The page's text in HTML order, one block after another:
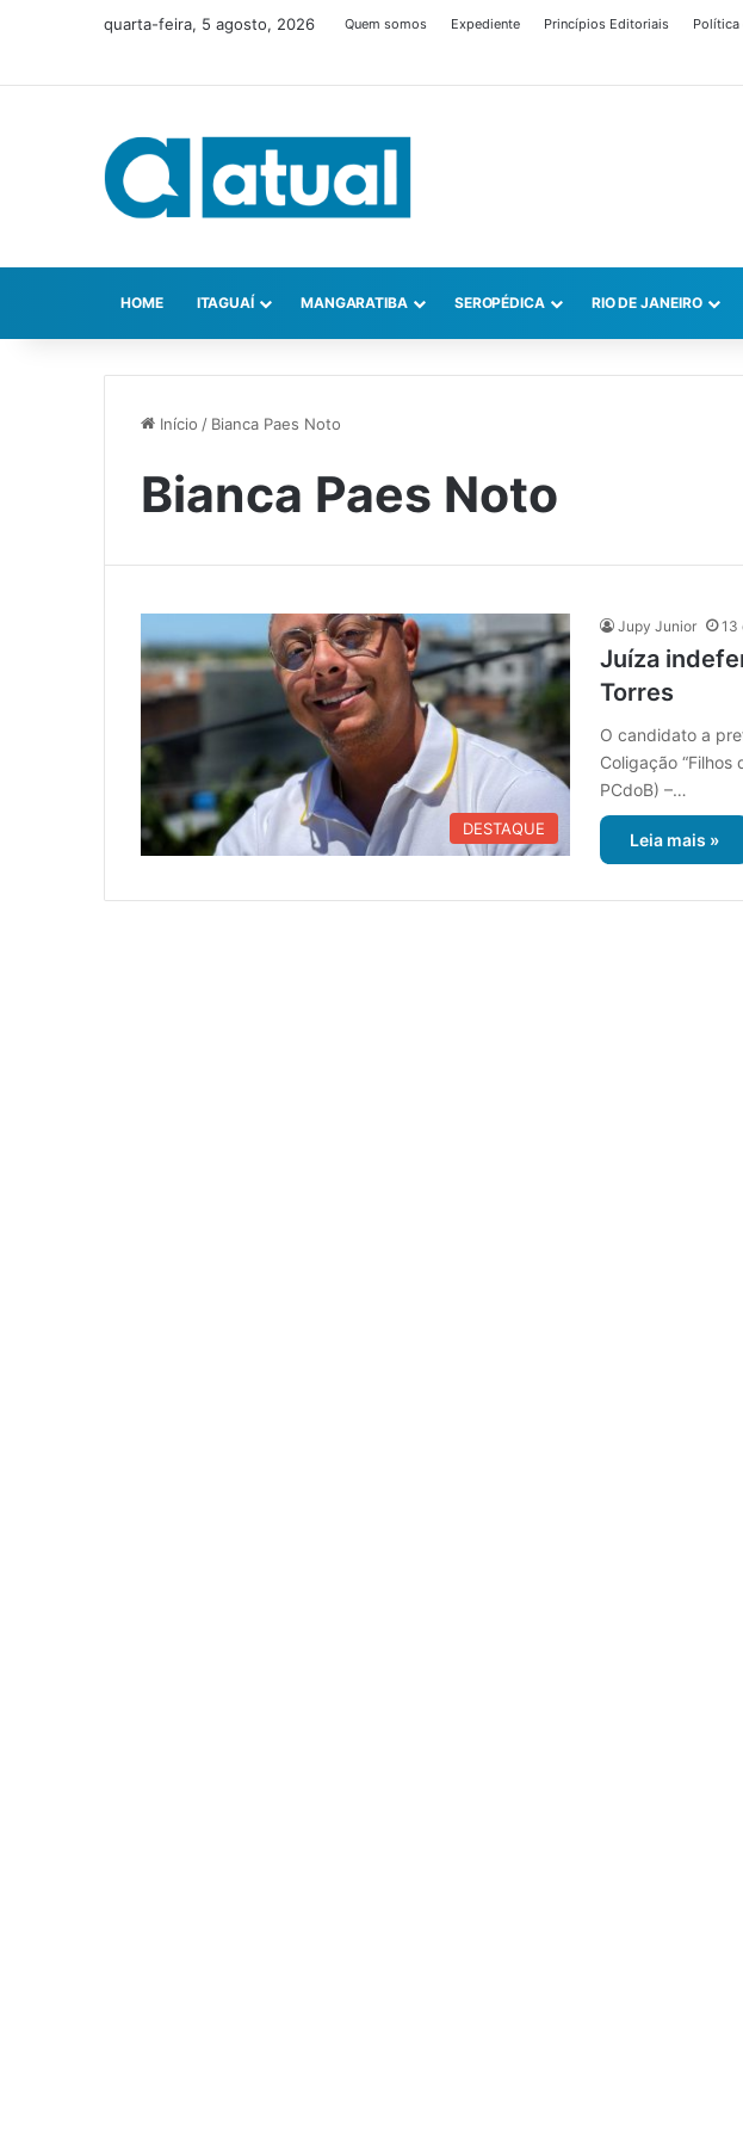
quarta-feira, 5 agosto, 2026 Quem somos Expediente Princípios Editoriais Política
HOME ITAGUAÍ MANGARATIBA SEROPÉDICA RIO DE JANEIRO
Início / Bianca Paes Noto
Bianca Paes Noto
DESTAQUE
Jupy Junior 13
Juíza
Torres
O candidato a
Coligação “Filhos
PCdoB) –…
Leia mais »